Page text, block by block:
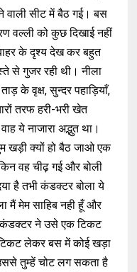
वाली सीट में बैठ गई। बस
वल्ली को कुछ दिखाई नहीं
के दृश्य देख कर बहुत
से गुजर रही थी। नीला
के वृक्ष, सुन्दर पहाड़ियाँ,
तरफ हरी-भरी खेत
ये नाजारा अद्भुत था।
खड़ी क्यों हो बैठ जाओ एक
वह चीढ़ गई और बोली
है तभी कंडक्टर बोला ये
मैं मेम साहिब नही हूँ और
कंडक्टर ने उसे एक टिकट
लेकर बस में कोई खड़ा
तुम्हें चोट लग सकता है